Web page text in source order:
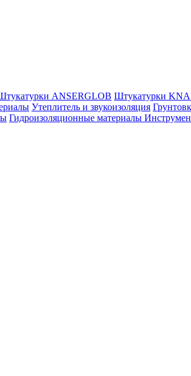
ANSERGLOB Штукатурки
Утеплитель и звукоизоляция
Гидроизоляционные материалы